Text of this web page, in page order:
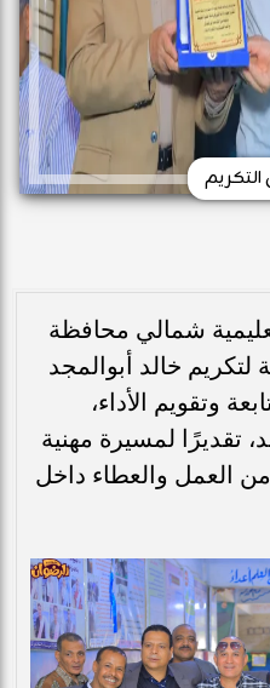
شمالي محافظة
لتكريم خالد أبوالمجد
وتقويم الأداء،
تقديرًا لمسيرة مهنية
من 30 عامًا من العمل والعطاء داخل